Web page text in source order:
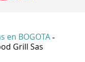
en BOGOTA -
Grill Sas